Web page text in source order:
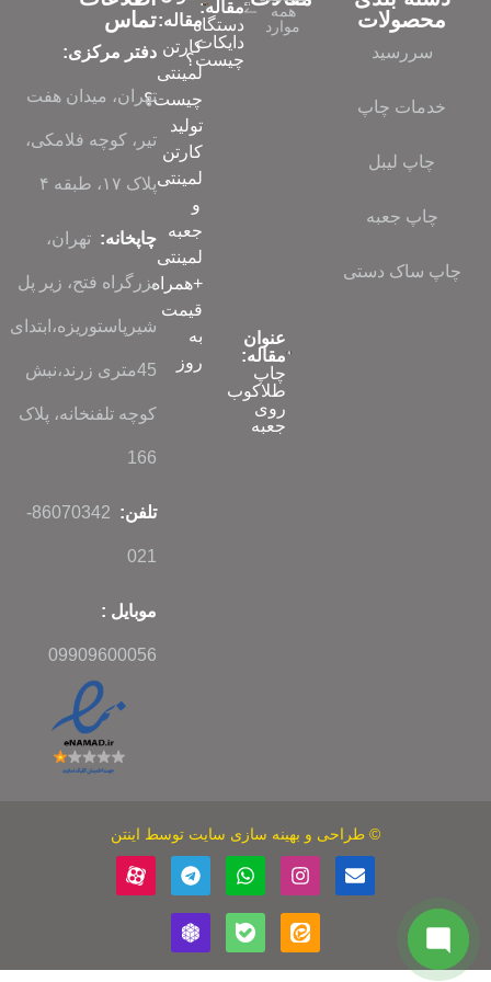
محصولات
سررسید
خدمات چاپ
چاپ لیبل
چاپ جعبه
چاپ ساک دستی
همه
موارد
عنوان
مقاله:
چاپ
طلاکوب
روی
جعبه
مقاله:
دستگاه
دایکات
چیست؟
مقاله:
کارتن
لمینتی
چیست؟
تولید
کارتن
لمینتی
و
جعبه
لمینتی
+همراه
قیمت
به
روز
تماس
دفتر مرکزی:
تهران، میدان هفت
تیر، کوچه فلامکی،
پلاک ۱۷، طبقه ۴
چاپخانه: تهران،
بزرگراه فتح، زیر پل
شیرپاستوریزه،ابتدای
45متری زرند،نبش
کوچه تلفنخانه، پلاک
166
تلفن: 86070342-
021
موبایل :
09909600056
© طراحی و بهینه سازی سایت توسط اینتن